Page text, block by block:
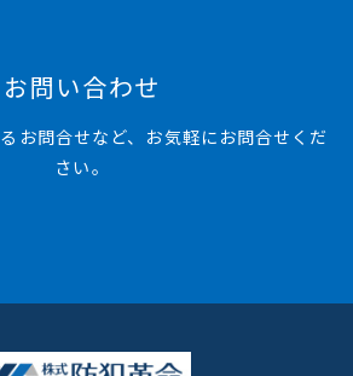
お問い合わせ
お問合せなど、お気軽にお問合せくだ
さい。